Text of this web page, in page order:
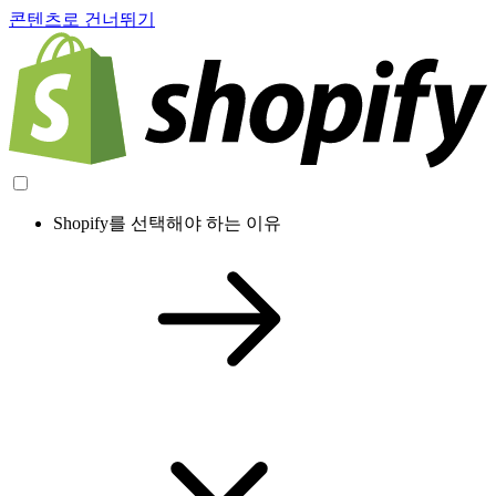
콘텐츠로 건너뛰기
Shopify를 선택해야 하는 이유